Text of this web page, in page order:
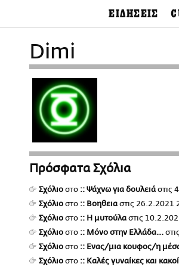
NEWSLETTER
ΜΙΚΡΟΠΡΑΓΜΑΤΑ
THE GOOD LIFO
LIFOLAND
CITY GUIDE
ΑΜΠΑ
PRINT
ΕΙΔΗΣΕΙΣ
Science
European Lifo
Dimi
Πρόσφατα Σχόλια
Σχόλιοστο :: Ψάχνω για δουλειάστις
Σχόλιοστο :: Βοηθειαστις 26.2.2021
Σχόλιοστο :: Η μυτούλαστις
Σχόλιοστο :: Μόνο στην Ελλάδα...στις
Σχόλιοστο :: Ενας/μια κουφος/η
Σχόλιοστο :: Καλές γυναίκες και